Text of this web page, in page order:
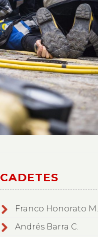
CADETES
Franco Honorato M.
Andrés Barra C.